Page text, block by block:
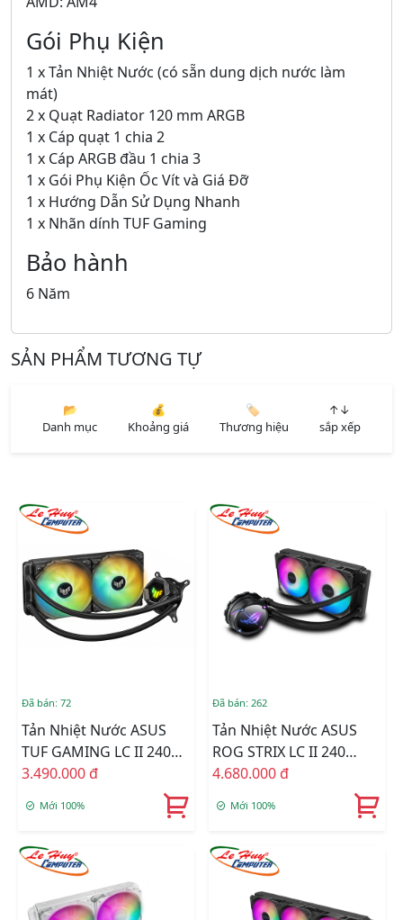
Gói Phụ Kiện
1 x Tản Nhiệt Nước (có sẵn dung dịch nước làm
mát)
2 x Quạt Radiator 120 mm ARGB
1 x Cáp quạt 1 chia 2
1 x Cáp ARGB đầu 1 chia 3
1 x Gói Phụ Kiện Ốc Vít và Giá Đỡ
1 x Hướng Dẫn Sử Dụng Nhanh
1 x Nhãn dính TUF Gaming
Bảo hành
6 Năm
SẢN PHẨM TƯƠNG TỰ
📂
Danh mục
💰
Khoảng giá
🏷️
Thương hiệu
↑↓
sắp xếp
Đã bán: 72
Tản Nhiệt Nước ASUS
TUF GAMING LC II 240
ARGB
3.490.000 đ
Mới 100%
Đã bán: 262
Tản Nhiệt Nước ASUS
ROG STRIX LC II 240
ARGB BLACK
4.680.000 đ
Mới 100%